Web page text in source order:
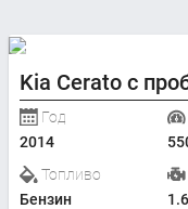
Kia Cerato с
Год
2014
Топливо
Бензин